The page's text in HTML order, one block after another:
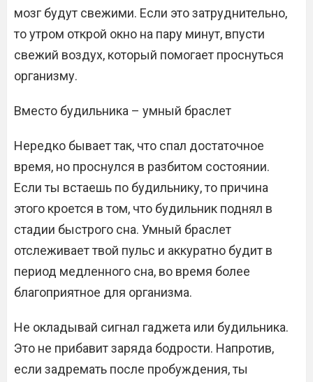
мозг будут свежими. Если это затруднительно,
то утром открой окно на пару минут, впусти
свежий воздух, который помогает проснуться
организму.
Вместо будильника – умный браслет
Нередко бывает так, что спал достаточное
время, но проснулся в разбитом состоянии.
Если ты встаешь по будильнику, то причина
этого кроется в том, что будильник поднял в
стадии быстрого сна. Умный браслет
отслеживает твой пульс и аккуратно будит в
период медленного сна, во время более
благоприятное для организма.
Не окладывай сигнал гаджета или будильника.
Это не прибавит заряда бодрости. Напротив,
если задремать после пробуждения, ты